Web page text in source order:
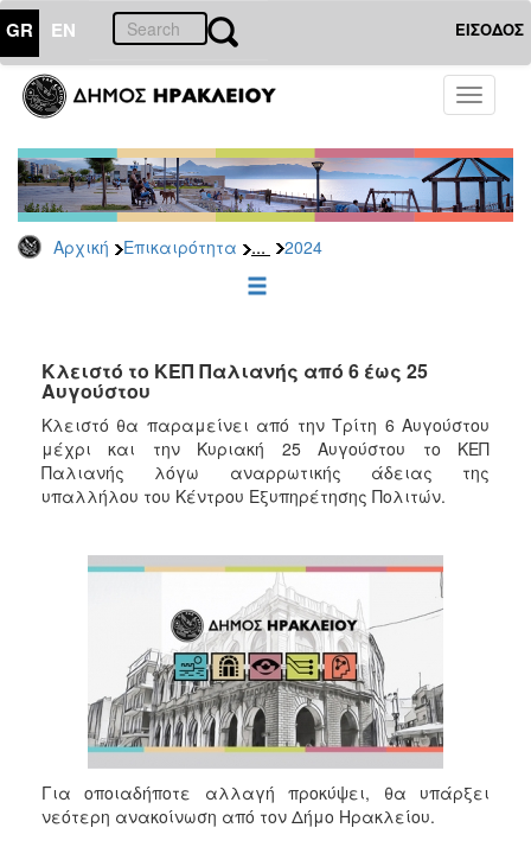
GR EN ΕΙΣΟΔΟΣ
Toggle
Αρχική Επικαιρότητα ... 2024
ΕΠΙΚΑΙΡΟΤΗΤΑ
Τύπου
Αρχείο
2026
2025
2022
2021
2020
2019
2018
2012
2011
2010
2006
Κλειστό το ΚΕΠ Παλιανής από 6 έως 25
Αυγούστου
Κλειστό θα παραμείνει από την Τρίτη 6 Αυγούστου
μέχρι και την Κυριακή 25 Αυγούστου το ΚΕΠ
Παλιανής λόγω αναρρωτικής άδειας της
υπαλλήλου του Κέντρου Εξυπηρέτησης Πολιτών.
Για οποιαδήποτε αλλαγή προκύψει, θα υπάρξει
νεότερη ανακοίνωση από τον Δήμο Ηρακλείου.